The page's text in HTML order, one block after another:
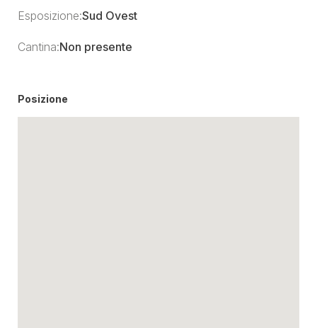
Esposizione:Sud Ovest
Cantina:Non presente
Posizione